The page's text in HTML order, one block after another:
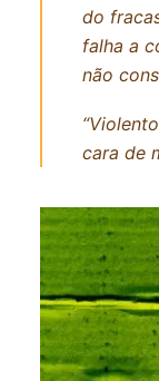
do
falha a
não
cara de